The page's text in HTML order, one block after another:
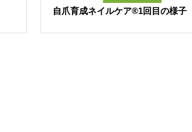
自爪育成ネイルケア®1回目の様子